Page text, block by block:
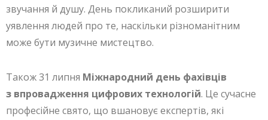
звучання й душу. День покликаний розширити
уявлення людей про те, наскільки різноманітним
може бути музичне мистецтво.
Також 31 липня Міжнародний день фахівців
з впровадження цифрових технологій. Це сучасне
професійне свято, що вшановує експертів, які